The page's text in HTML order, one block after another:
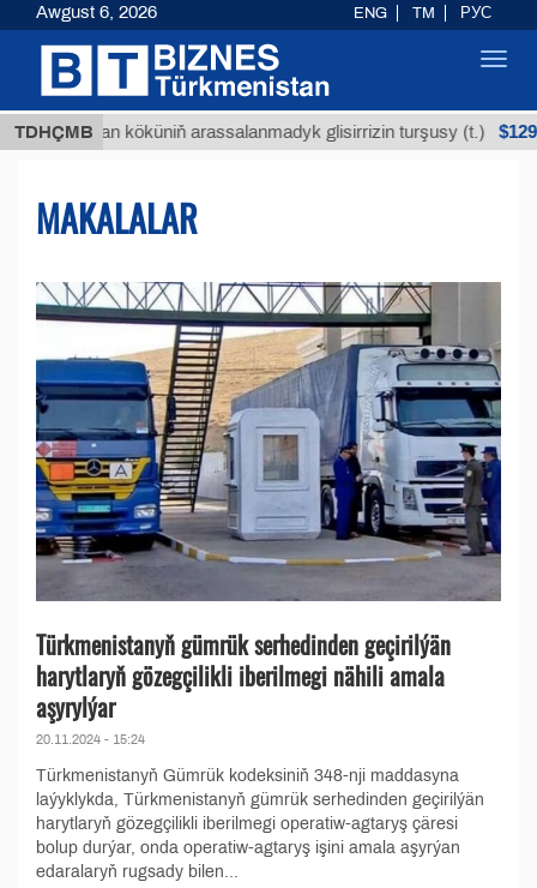
TDHÇMB
köküniň arassalanmadyk glisirrizin turşusy (t.) $12935,18
MAKALALAR
Türkmenistanyň gümrük serhedinden geçirilýän
harytlaryň gözegçilikli iberilmegi nähili amala
aşyrylýar
20.11.2024 - 15:24
Türkmenistanyň Gümrük kodeksiniň 348-nji maddasyna
laýyklykda, Türkmenistanyň gümrük serhedinden geçirilýän
harytlaryň gözegçilikli iberilmegi operatiw-agtaryş çäresi
bolup durýar, onda operatiw-agtaryş işini amala aşyrýan
edaralaryň rugsady bilen...
Awgust 6, 2026 ENG TM РУС